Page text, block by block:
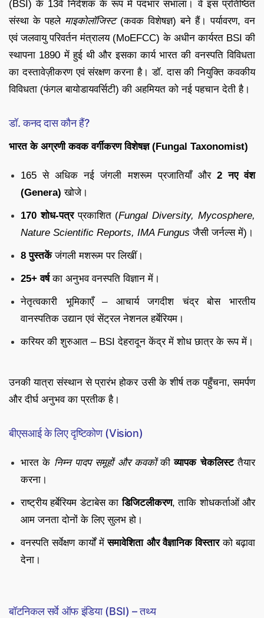
(BSI) के 13वें निदेशक के रूप में पदभार संभाला। वे इस प्रतिष्ठित
संस्था के पहले माइकोलॉजिस्ट(कवक विशेषज्ञ) बने हैं। पर्यावरण, वन
एवं जलवायु परिवर्तन मंत्रालय (MoEFCC) के अधीन कार्यरत BSI की
स्थापना 1890 में हुई थी और इसका कार्य भारत की वनस्पति विविधता
का दस्तावेज़ीकरण एवं संरक्षण करना है। डॉ. दास की नियुक्ति कवकीय
विविधता (फंगल बायोडायवर्सिटी) की अहमियत को नई पहचान देती है।
डॉ. कनद दास कौन हैं?
भारत के अग्रणी कवक वर्गीकरण विशेषज्ञ (Fungal Taxonomist)
165 से अधिक नई जंगली मशरूम प्रजातियाँ और 2 नए वंश
(Genera) खोजे।
170 शोध-पत्रप्रकाशित (Fungal Diversity, Mycosphere,
Nature Scientific Reports, IMA Fungus जैसी जर्नल्स में)।
8 पुस्तकेंजंगली मशरूम पर लिखीं।
25+ वर्षका अनुभव वनस्पति विज्ञान में।
नेतृत्वकारी भूमिकाएँ – आचार्य जगदीश चंद्र बोस भारतीय
वानस्पतिक उद्यान एवं सेंट्रल नेशनल हर्बेरियम।
करियर की शुरुआत – BSI देहरादून केंद्र में शोध छात्र के रूप में।
उनकी यात्रा संस्थान से प्रारंभ होकर उसी के शीर्ष तक पहुँचना, समर्पण
और दीर्घ अनुभव का प्रतीक है।
बीएसआई के लिए दृष्टिकोण (Vision)
भारत के निम्न पादप समूहों और कवकोंकीव्यापक चेकलिस्टतैयार
करना।
राष्ट्रीय हर्बेरियम डेटाबेस काडिजिटलीकरण, ताकि शोधकर्ताओं और
आम जनता दोनों के लिए सुलभ हो।
वनस्पति सर्वेक्षण कार्यों मेंसमावेशिता और वैज्ञानिक विस्तारको बढ़ावा
देना।
बॉटनिकल सर्वे ऑफ इंडिया (BSI) – तथ्य